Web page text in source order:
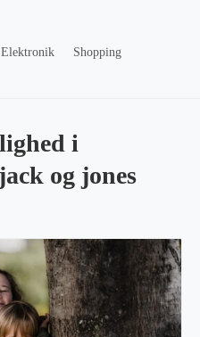
Elektronik
Shopping
i
og jones